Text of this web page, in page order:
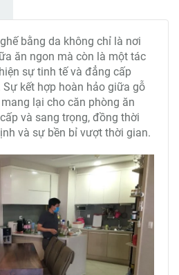
bằng da không chỉ là nơi
ăn ngon mà còn là một tác
sự tinh tế và đẳng cấp
kết hợp hoàn hảo giữa gỗ
lại cho căn phòng ăn
và sang trọng, đồng thời
và sự bền bỉ vượt thời gian.